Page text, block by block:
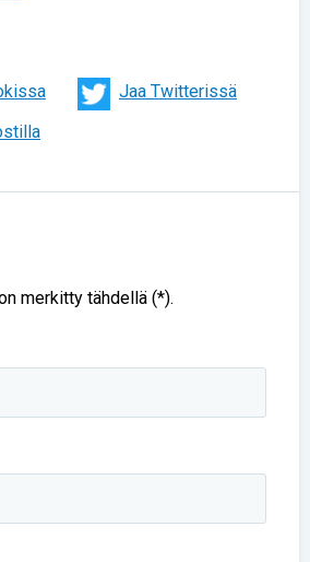
Jaa Twitterissä
merkitty tähdellä (*).